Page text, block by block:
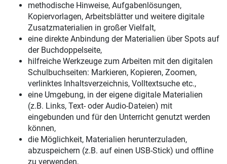
methodische Hinweise, Aufgabenlösungen,
Kopiervorlagen, Arbeitsblätter und weitere digitale
Zusatzmaterialien in großer Vielfalt,
eine direkte Anbindung der Materialien über Spots auf
der Buchdoppelseite,
hilfreiche Werkzeuge zum Arbeiten mit den digitalen
Schulbuchseiten: Markieren, Kopieren, Zoomen,
verlinktes Inhaltsverzeichnis, Volltextsuche etc.,
eine Umgebung, in der eigene digitale Materialien
(z.B. Links, Text- oder Audio-Dateien) mit
eingebunden und für den Unterricht genutzt werden
können,
die Möglichkeit, Materialien herunterzuladen,
abzuspeichern (z.B. auf einen USB-Stick) und offline
zu verwenden,